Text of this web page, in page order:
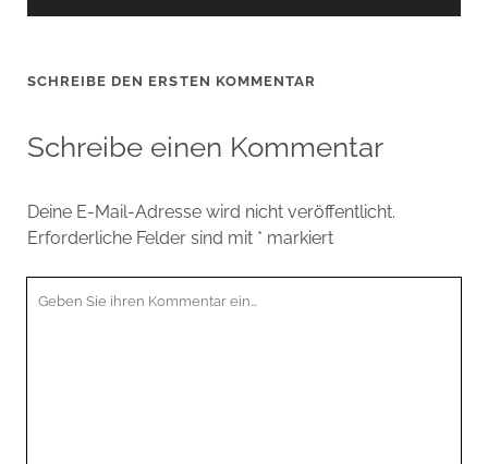
SCHREIBE DEN ERSTEN KOMMENTAR
Schreibe einen Kommentar
Deine E-Mail-Adresse wird nicht veröffentlicht.
Erforderliche Felder sind mit * markiert